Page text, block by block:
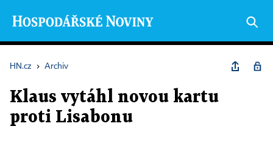
HN.cz › Archiv
Klaus vytáhl novou kartu
proti Lisabonu